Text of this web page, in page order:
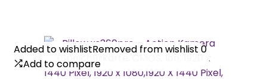
Added to wishlistRemoved from wishlist 0
Add to compare
Added to wishlistRemoved from wishlist 0
Add to compare